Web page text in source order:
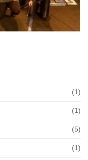
(1)
(1)
(5)
(1)